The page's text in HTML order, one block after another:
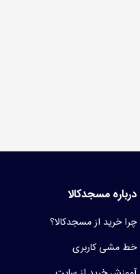
درباره مسجدکالا
چرا خرید از مسجدکالا؟
خط مشی کاربری